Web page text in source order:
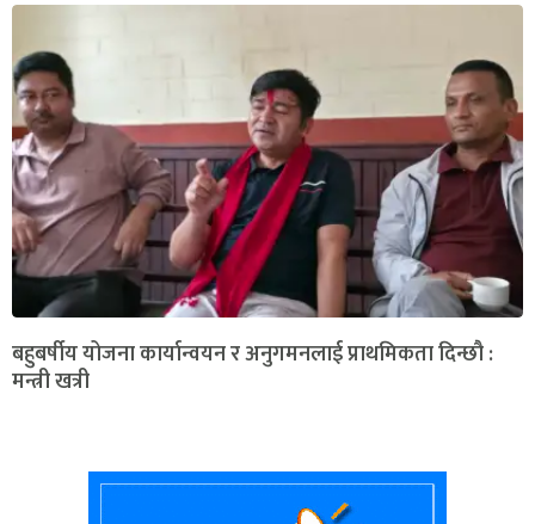
बहुबर्षीय योजना कार्यान्वयन र अनुगमनलाई प्राथमिकता दिन्छौ :
मन्त्री खत्री